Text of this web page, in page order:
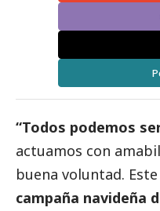
“Todos podemos
actuamos con
buena voluntad.
campaña navideña